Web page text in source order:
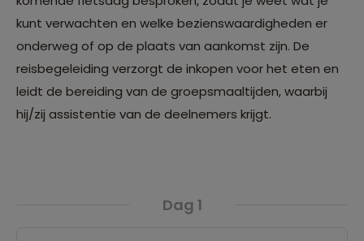
kunt verwachten en welke bezienswaardigheden er
onderweg of op de plaats van aankomst zijn. De
reisbegeleiding verzorgt de inkopen voor het eten en
leidt de bereiding van de groepsmaaltijden, waarbij
hij/zij assistentie van de deelnemers krijgt.
Dag 1